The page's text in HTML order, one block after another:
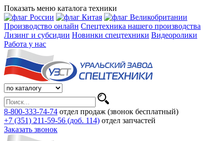
Показать меню каталога техники
Производство онлайн Спецтехника нашего производства
Лизинг и субсидии Новинки спецтехники Видеоролики
Работа у нас
8-800-333-74-74 отдел продаж (звонок бесплатный)
+7 (351) 211-59-56 (доб. 114) отдел запчастей
Заказать звонок